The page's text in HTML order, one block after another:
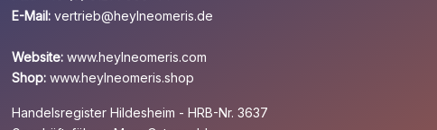
E-Mail: vertrieb@heylneomeris.de
Website: www.heylneomeris.com
Shop: www.heylneomeris.shop
Handelsregister Hildesheim - HRB-Nr. 3637